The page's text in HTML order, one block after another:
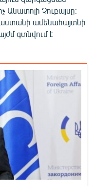
Անատոլի Չուբայսը։
ամենահայտնի
գտնվում է